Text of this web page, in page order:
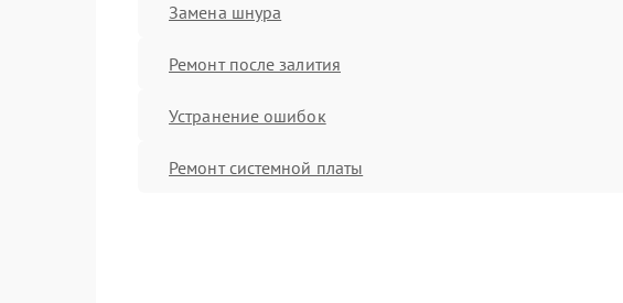
Замена шнура
Ремонт после залития
Устранение ошибок
Ремонт системной платы